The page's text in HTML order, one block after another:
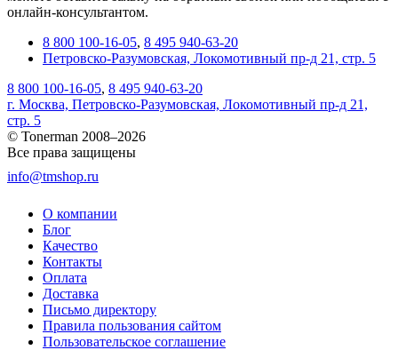
онлайн-консультантом.
8 800 100-16-05, 8 495 940-63-20
Петровско-Разумовская, Локомотивный пр-д 21, стр. 5
8 800 100-16-05, 8 495 940-63-20
г. Москва, Петровско-Разумовская, Локомотивный пр-д 21,
стр. 5
© Tonerman 2008–2026
Все права защищены
info@tmshop.ru
О компании
Блог
Качество
Контакты
Оплата
Доставка
Письмо директору
Правила пользования сайтом
Пользовательское соглашение